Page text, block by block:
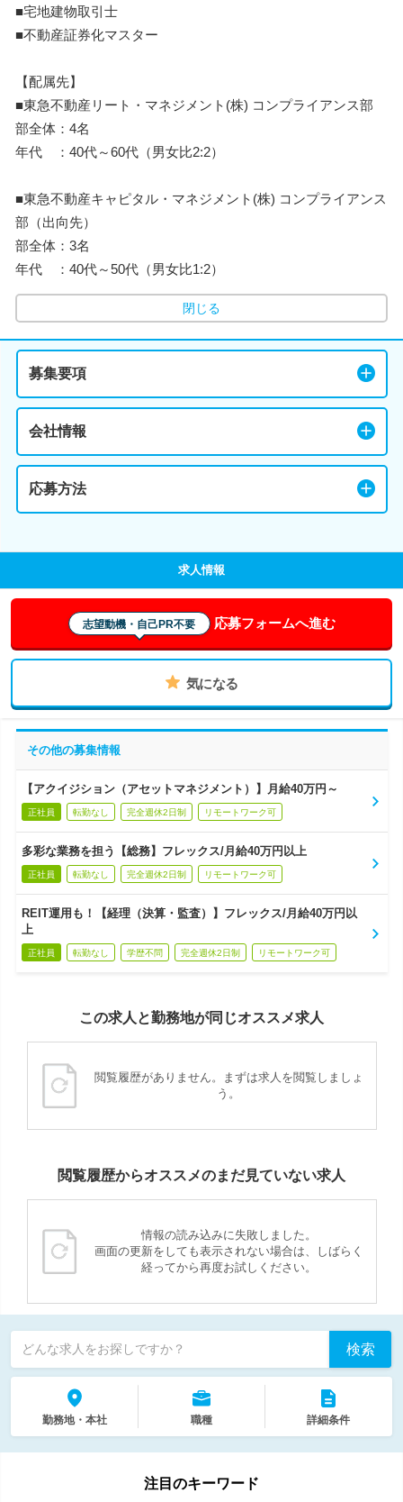
■宅地建物取引士
■不動産証券化マスター
【配属先】
■東急不動産リート・マネジメント(株) コンプライアンス部
部全体：4名
年代 ：40代～60代（男女比2:2）
■東急不動産キャピタル・マネジメント(株) コンプライアンス
部（出向先）
部全体：3名
年代 ：40代～50代（男女比1:2）
閉じる
募集要項
会社情報
応募方法
求人情報
志望動機・自己PR不要 応募フォームへ進む
気になる
その他の募集情報
【アクイジション（アセットマネジメント）】月給40万円～
正社員 転勤なし 完全週休2日制 リモートワーク可
多彩な業務を担う【総務】フレックス/月給40万円以上
正社員 転勤なし 完全週休2日制 リモートワーク可
REIT運用も！【経理（決算・監査）】フレックス/月給40万円以
上
正社員 転勤なし 学歴不問 完全週休2日制 リモートワーク可
この求人と勤務地が同じオススメ求人
閲覧履歴がありません。まずは求人を閲覧しましょ
う。
閲覧履歴からオススメのまだ見ていない求人
情報の読み込みに失敗しました。
画面の更新をしても表示されない場合は、しばらく
経ってから再度お試しください。
どんな求人をお探しですか？ 検索
勤務地・本社 職種 詳細条件
注目のキーワード